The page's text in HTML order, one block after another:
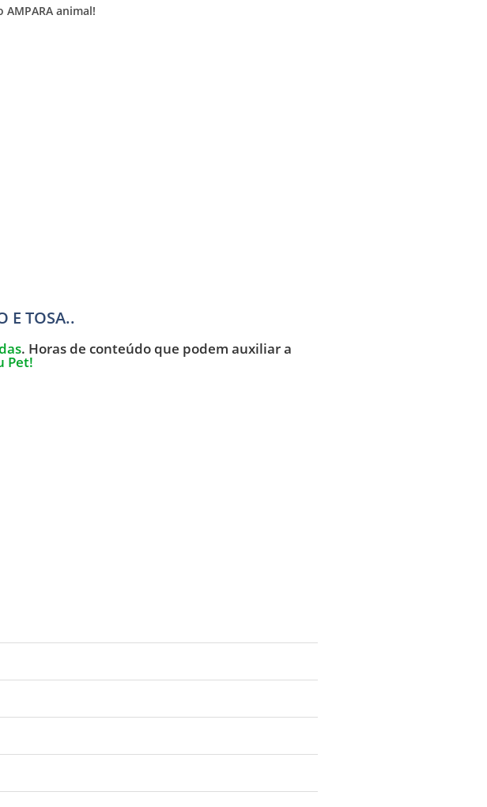
animal!
E TOSA..
. Horas de conteúdo que podem auxiliar a
Pet!